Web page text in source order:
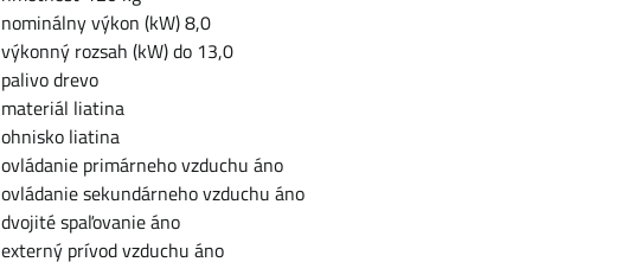
nominálny výkon (kW) 8,0
výkonný rozsah (kW) do 13,0
palivo drevo
materiál liatina
ohnisko liatina
ovládanie primárneho vzduchu áno
ovládanie sekundárneho vzduchu áno
dvojité spaľovanie áno
externý prívod vzduchu áno